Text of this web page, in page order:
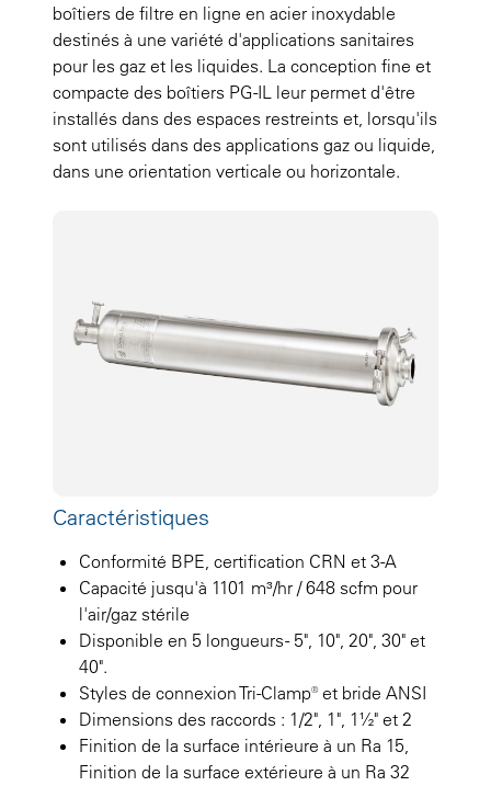
boîtiers de filtre en ligne en acier inoxydable
destinés à une variété d'applications sanitaires
pour les gaz et les liquides. La conception fine et
compacte des boîtiers PG-IL leur permet d'être
installés dans des espaces restreints et, lorsqu'ils
sont utilisés dans des applications gaz ou liquide,
dans une orientation verticale ou horizontale.
Caractéristiques
Conformité BPE, certification CRN et 3-A
Capacité jusqu'à 1101 m³/hr / 648 scfm pour
l'air/gaz stérile
Disponible en 5 longueurs - 5", 10", 20", 30" et
40".
Styles de connexion Tri-Clamp® et bride ANSI
Dimensions des raccords : 1/2", 1", 1½" et 2
Finition de la surface intérieure à un Ra 15,
Finition de la surface extérieure à un Ra 32